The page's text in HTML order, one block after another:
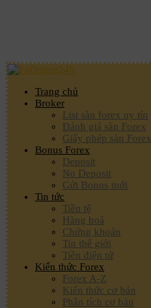
Trang chủ
Broker
List sàn forex uy tín
Đánh giá sàn Forex
Giấy phép sàn Forex
Bonus Forex
Deposit
No Deposit
Gửi Bonus mới
Tin tức
Tiền tệ
Hàng hoá
Chứng khoán
Tin thế giới
Tiền điện tử
Kiến thức Forex
Forex A-Z
Kiến thức cơ bản
Phân tích cơ bản